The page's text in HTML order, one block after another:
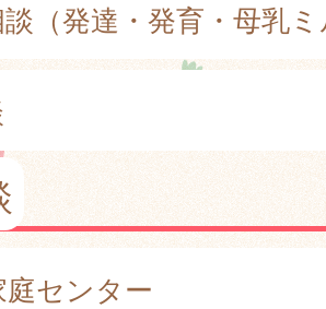
（発達・発育・母乳
センター